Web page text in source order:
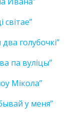
світае”
голубочкi”
па вулiцы”
Мiкола”
у меня”